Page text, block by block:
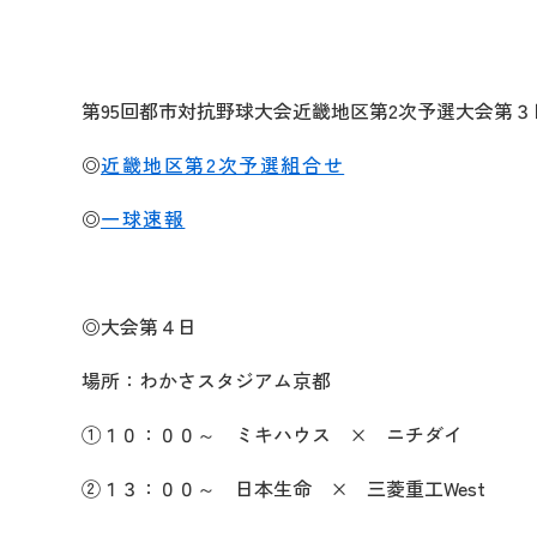
第95回都市対抗野球大会近畿地区第2次予選大会第３
◎近畿地区第2次予選組合せ
◎一球速報
◎大会第４日
場所：わかさスタジアム京都
①１０：００～ ミキハウス × ニチダイ
②１３：００～ 日本生命 × 三菱重工West